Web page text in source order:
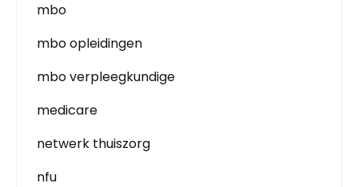
mbo
mbo opleidingen
mbo verpleegkundige
medicare
netwerk thuiszorg
nfu